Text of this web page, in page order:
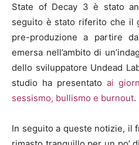
State of Decay 3 è stato
seguito è stato riferito che il
pre-produzione a partire
emersa nell’ambito di
dello sviluppatore Undead
studio ha presentato ai
sessismo, bullismo e burnout.
In seguito a queste notizie, il